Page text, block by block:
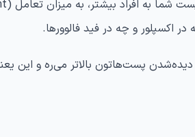
اکسپلور و چه در فید فالوورها.
پست‌هاتون بالاتر می‌ره و این